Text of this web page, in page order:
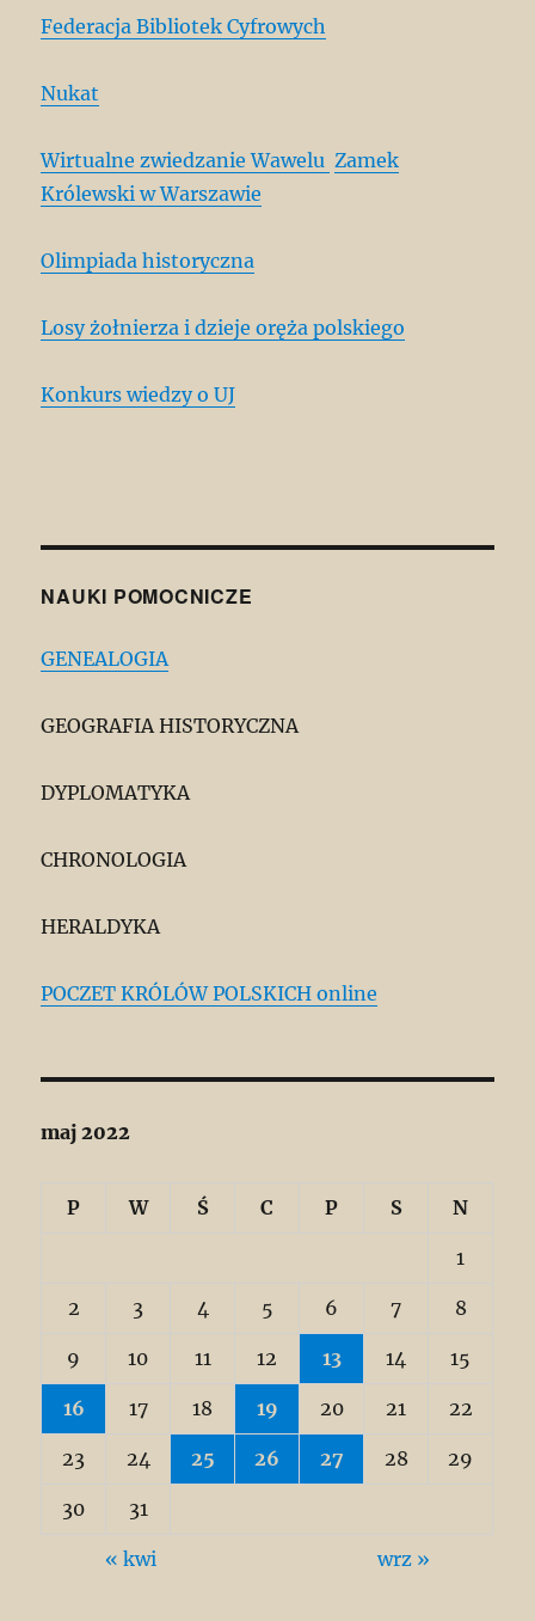
Federacja Bibliotek Cyfrowych
Nukat
Wirtualne zwiedzanie Wawelu Zamek
Królewski w Warszawie
Olimpiada historyczna
Losy żołnierza i dzieje oręża polskiego
Konkurs wiedzy o UJ
NAUKI POMOCNICZE
GENEALOGIA
GEOGRAFIA HISTORYCZNA
DYPLOMATYKA
CHRONOLOGIA
HERALDYKA
POCZET KRÓLÓW POLSKICH online
maj 2022
P W Ś C P S N
1
2 3 4 5 6 7 8
9 10 11 12 13 14 15
16 17 18 19 20 21 22
23 24 25 26 27 28 29
30 31
« kwi wrz »